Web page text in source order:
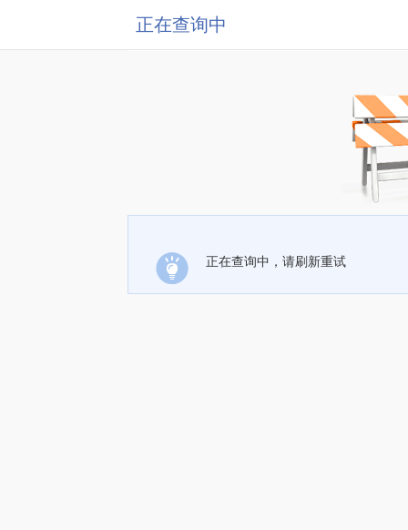
正在查询中
正在查询中，请刷新重试